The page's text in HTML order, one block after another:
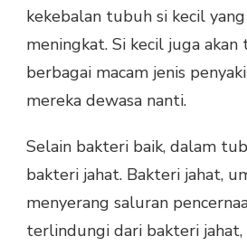
kekebalan tubuh si kecil
meningkat. Si kecil juga
berbagai macam jenis
mereka dewasa nanti.
Selain bakteri baik, dalam
bakteri jahat. Bakteri jahat,
menyerang saluran
terlindungi dari bakteri jahat,